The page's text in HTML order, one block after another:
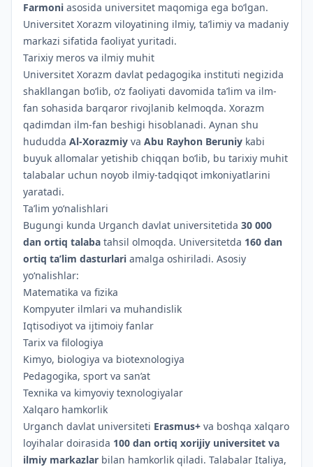
Farmoni asosida universitet maqomiga ega bo‘lgan.
Universitet Xorazm viloyatining ilmiy, ta’limiy va madaniy
markazi sifatida faoliyat yuritadi.
Tarixiy meros va ilmiy muhit
Universitet Xorazm davlat pedagogika instituti negizida
shakllangan bo‘lib, o‘z faoliyati davomida ta’lim va ilm-
fan sohasida barqaror rivojlanib kelmoqda. Xorazm
qadimdan ilm-fan beshigi hisoblanadi. Aynan shu
hududda Al-Xorazmiy va Abu Rayhon Beruniy kabi
buyuk allomalar yetishib chiqqan bo‘lib, bu tarixiy muhit
talabalar uchun noyob ilmiy-tadqiqot imkoniyatlarini
yaratadi.
Ta’lim yo‘nalishlari
Bugungi kunda Urganch davlat universitetida 30 000
dan ortiq talaba tahsil olmoqda. Universitetda 160 dan
ortiq ta’lim dasturlari amalga oshiriladi. Asosiy
yo‘nalishlar:
Matematika va fizika
Kompyuter ilmlari va muhandislik
Iqtisodiyot va ijtimoiy fanlar
Tarix va filologiya
Kimyo, biologiya va biotexnologiya
Pedagogika, sport va san’at
Texnika va kimyoviy texnologiyalar
Xalqaro hamkorlik
Urganch davlat universiteti Erasmus+ va boshqa xalqaro
loyihalar doirasida 100 dan ortiq xorijiy universitet va
ilmiy markazlar bilan hamkorlik qiladi. Talabalar Italiya,